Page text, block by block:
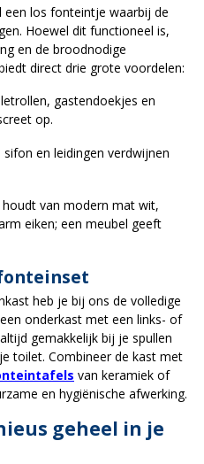
een los fonteintje waarbij de
Hoewel dit functioneel is,
en de broodnodige
direct drie grote voordelen:
gastendoekjes en
op.
sifon en leidingen verdwijnen
van modern mat wit,
eiken; een meubel geeft
heb je bij ons de volledige
onderkast met een links- of
gemakkelijk bij je spullen
toilet. Combineer de kast met
van keramiek of
en hygiënische afwerking.
geheel in je